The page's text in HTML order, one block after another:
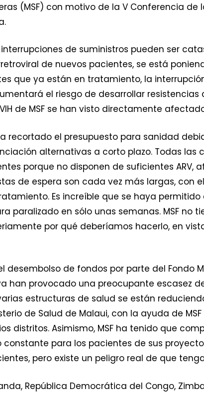
(MSF) con motivo de la V Conferencia de
de suministros pueden ser
de nuevos pacientes, se está
que ya están en tratamiento, la
el riesgo de desarrollar resistencias
de MSF se han visto directamente
recortado el presupuesto para sanidad
alternativas a corto plazo. Todas
porque no disponen de suficientes ARV,
de espera son cada vez más largas,
Es increíble que se haya
paralizado en sólo unas semanas. MSF no
por qué deberíamos hacerlo, en
desembolso de fondos por parte del Fondo
han provocado una preocupante escasez
estructuras de salud se están
de Salud de Malaui, con la ayuda de
distritos. Asimismo, MSF ha tenido que
para los pacientes de sus
pero existe un peligro real de que
República Democrática del Congo,